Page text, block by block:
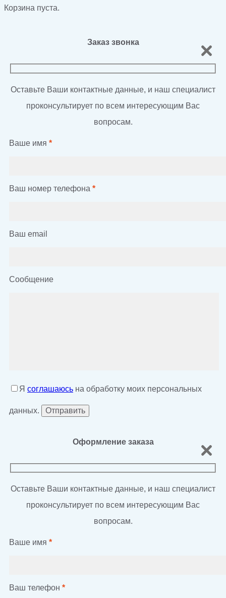
Корзина пуста.
Заказ звонка
Оставьте Ваши контактные данные, и наш специалист
проконсультирует по всем интересующим Вас
вопросам.
Ваше имя *
Ваш номер телефона *
Ваш email
Сообщение
Я соглашаюсь на обработку моих персональных
данных.
Оформление заказа
Оставьте Ваши контактные данные, и наш специалист
проконсультирует по всем интересующим Вас
вопросам.
Ваше имя *
Ваш телефон *